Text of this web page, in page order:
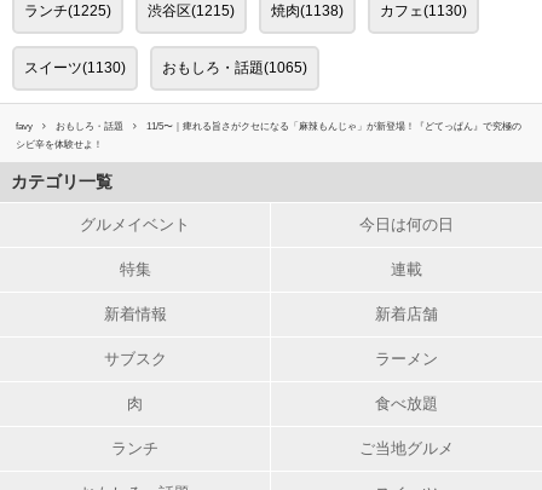
ランチ(1225) 渋谷区(1215) 焼肉(1138) カフェ(1130)
スイーツ(1130) おもしろ・話題(1065)
favy おもしろ・話題
11/5〜｜痺れる旨さがクセになる「麻辣もんじゃ」が新登場！『どてっぱん』で究極の
シビ辛を体験せよ！
カテゴリ一覧
グルメイベント 今日は何の日
特集 連載
新着情報 新着店舗
サブスク ラーメン
肉 食べ放題
ランチ ご当地グルメ